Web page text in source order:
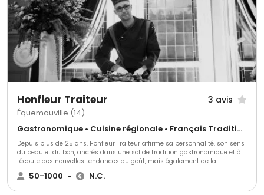
Honfleur Traiteur 3 avis
Équemauville (14)
Gastronomique • Cuisine régionale • Français Traditionnel
Depuis plus de 25 ans, Honfleur Traiteur affirme sa personnalité, son sens
du beau et du bon, ancrés dans une solide tradition gastronomique et à
l'écoute des nouvelles tendances du goût, mais également de la
décoration, de la mise de table et de l'ambiance générale de votre
évènement. Cette expérience lui permet d'apporter la part de rêve à la
50-1000 • N.C.